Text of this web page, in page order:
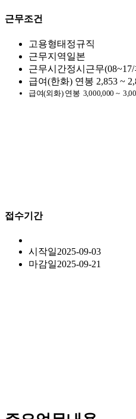
근무조건
고용형태 정규직
근무지역일본
근무시간정시근무
급여(한화) 연봉 2,853 ~
급여(외화) 연봉 3,000,000 ~
접수기간
시작일2025-09-03
마감일2025-09-21